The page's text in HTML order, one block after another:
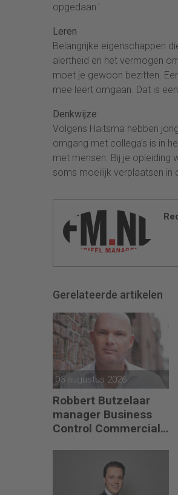
opgedaan.’
Leren
Belangrijke eigenschappen
alertheid en het vermogen
moet je gewoon bezitten.
mee leert omgaan. Dat is
Denkwijze
Volgens Haitsma hebben
omgang met collega’s is in
met mensen. Bij je opleiding
soms moeilijk verplaatsen in
Gerelateerde artikelen
06 augustus 2026
Robbert Butzelaar
manager Business
Control Commercial